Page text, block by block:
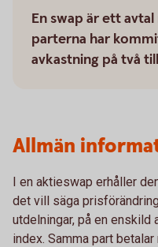
En swap är ett
parterna har
avkastning på två
Allmän
I en aktieswap erhåller
det vill säga
utdelningar, på en enskild
index. Samma part